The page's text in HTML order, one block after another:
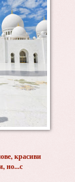
красиви
но...с